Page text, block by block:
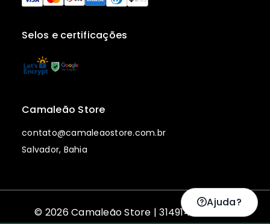
Selos e certificações
Camaleão Store
contato@camaleaostore.com.br
Salvador, Bahia
© 2026 Camaleão Store | 31491482000153
Ajuda?